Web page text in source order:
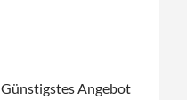
Günstigstes Angebot